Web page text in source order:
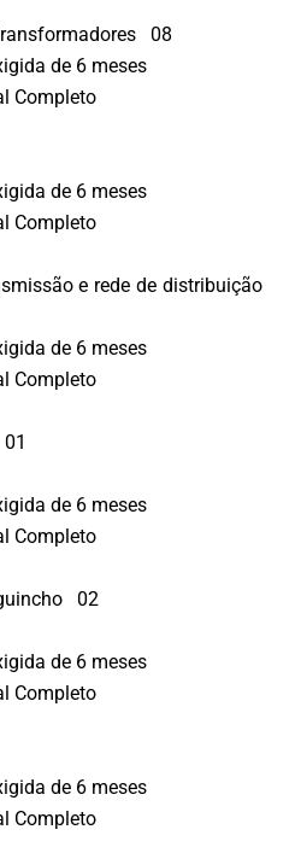
08
de 6 meses
Completo
de 6 meses
Completo
e rede de distribuição
de 6 meses
Completo
de 6 meses
Completo
02
de 6 meses
Completo
de 6 meses
Completo